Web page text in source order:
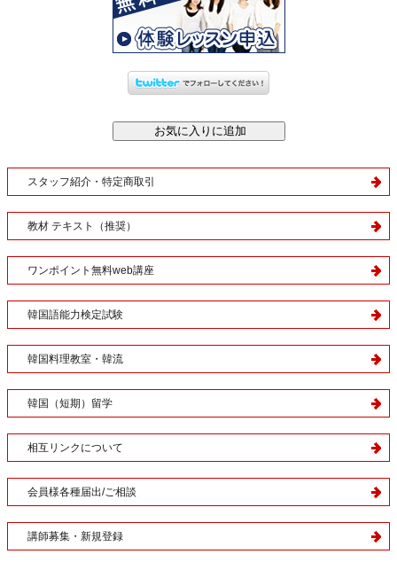
スタッフ紹介・特定商取引
教材 テキスト（推奨）
ワンポイント無料web講座
韓国語能力検定試験
韓国料理教室・韓流
韓国（短期）留学
相互リンクについて
会員様各種届出/ご相談
講師募集・新規登録